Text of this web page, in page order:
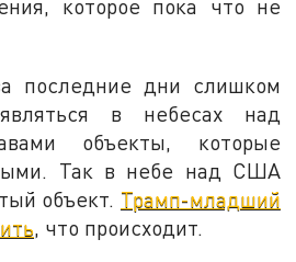
которое пока что не
последние дни слишком
в небесах над
объекты, которые
Так в небе над США
объект. Трамп-младший
, что происходит.